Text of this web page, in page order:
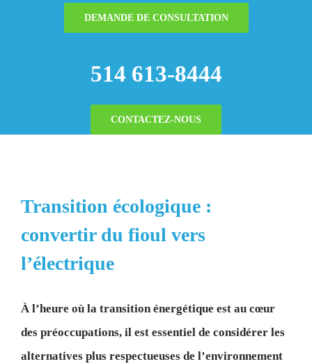
DEMANDE DE CONSULTATION
514 613-8444
CONTACTEZ-NOUS
Transition écologique :
convertir du fioul vers
l’électrique
À l’heure où la transition énergétique est au cœur
des préoccupations, il est essentiel de considérer les
alternatives plus respectueuses de l’environnement